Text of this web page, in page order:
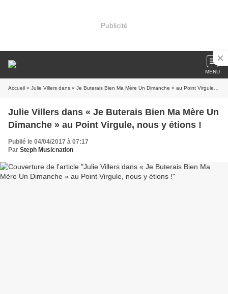
Publicité
MENU
Accueil » Julie Villers dans « Je Buterais Bien Ma Mère Un Dimanche » au Point Virgule, nous y étions !
Julie Villers dans « Je Buterais Bien Ma Mère Un
Dimanche » au Point Virgule, nous y étions !
Publié le 04/04/2017 à 07:17
Par Steph Musicnation